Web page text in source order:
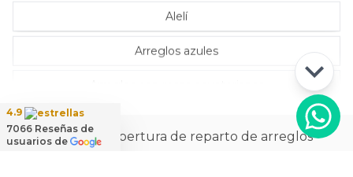
Alelí
Arreglos azules
La más amplia cobertura de reparto de arreglos
4.9
7066 Reseñas de
usuarios de